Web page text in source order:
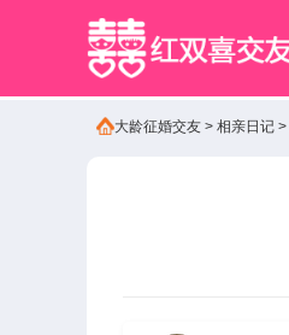
大龄征婚交友 > 相亲日记 >